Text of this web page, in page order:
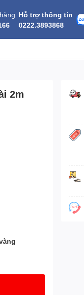
Hỗ trợ thông tin
0222.3893868
2m